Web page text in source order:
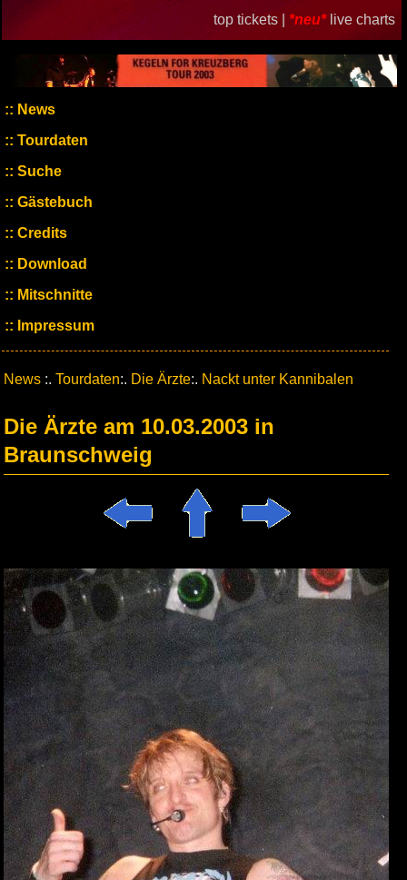
top tickets | *neu* live charts
News
Tourdaten
Suche
Gästebuch
Credits
Download
Mitschnitte
Impressum
News :. Tourdaten:. Die Ärzte:. Nackt unter Kannibalen
Die Ärzte am 10.03.2003 in
Braunschweig